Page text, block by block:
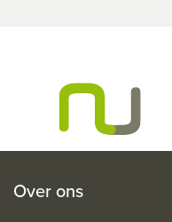
Over ons